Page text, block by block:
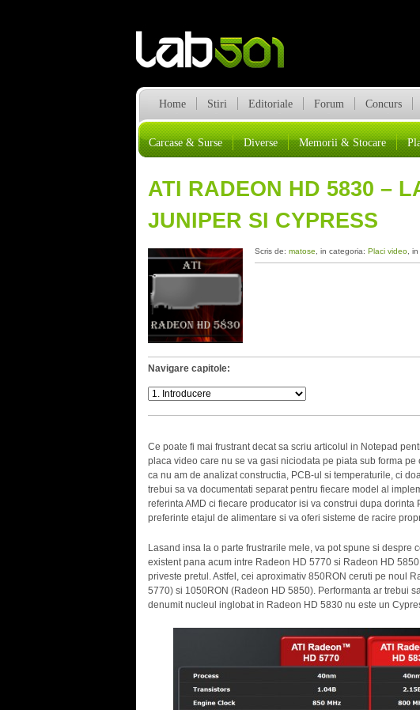
Home Stiri Editoriale Forum Concurs
Carcase & Surse Diverse Memorii & Stocare
ATI RADEON HD 5830 –
JUNIPER SI CYPRESS
Scris de: matose , in categoria: Placi video, in
Navigare capitole:
Ce poate fi mai frustrant decat sa scriu articolul in Notepad
placa video care nu se va gasi niciodata pe piata sub forma
ca nu am de analizat constructia, PCB-ul si temperaturile, ci
trebui sa va documentati separat pentru fiecare model al
referinta AMD ci fiecare producator isi va construi dupa
preferinte etajul de alimentare si va oferi sisteme de racire
Lasand insa la o parte frustrarile mele, va pot spune si despre
existent pana acum intre Radeon HD 5770 si Radeon HD
priveste pretul. Astfel, cei aproximativ 850RON ceruti pe noul
5770) si 1050RON (Radeon HD 5850). Performanta ar trebui
denumit nucleul inglobat in Radeon HD 5830 nu este un